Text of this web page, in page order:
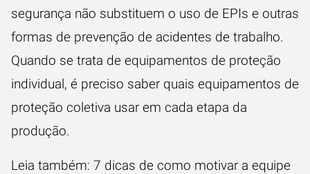
segurança não substituem o uso de EPIs e outras
formas de prevenção de acidentes de trabalho.
Quando se trata de equipamentos de proteção
individual, é preciso saber quais equipamentos de
proteção coletiva usar em cada etapa da
produção.
Leia também: 7 dicas de como motivar a equipe